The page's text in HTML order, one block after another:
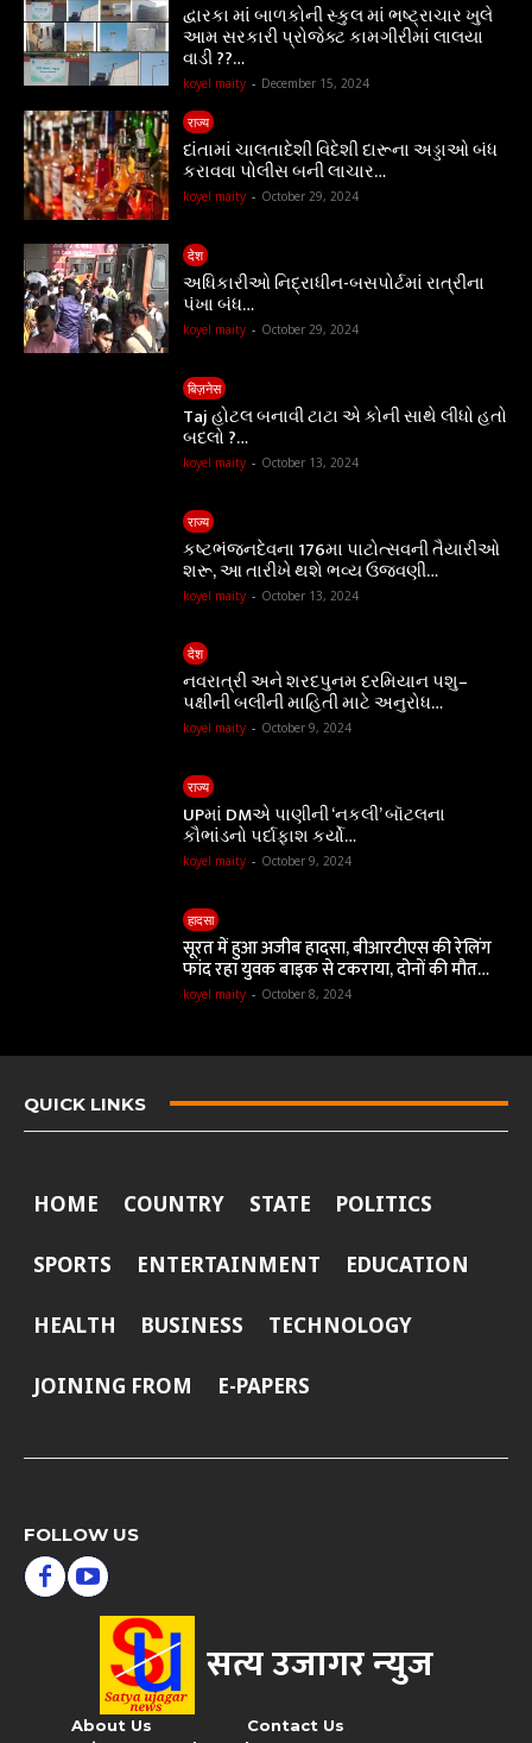
દ્વારકા માં બાળકોની સ્કુલ માં ભષ્ટ્રાચાર ખુલે
આમ સરકારી પ્રોજેક્ટ કામગીરીમાં લાલયા
વાડી ??…
koyel maity - December 15, 2024
राज्य
દાંતામાં ચાલતાદેશી વિદેશી દારૂના અડ્ડાઓ બંધ
કરાવવા પોલીસ બની લાચાર…
koyel maity - October 29, 2024
देश
અધિકારીઓ નિદ્રાધીન-બસપોર્ટમાં રાત્રીના
પંખા બંધ…
koyel maity - October 29, 2024
बिज़नेस
Taj હોટલ બનાવી ટાટા એ કોની સાથે લીધો હતો
બદલો ?…
koyel maity - October 13, 2024
राज्य
કષ્ટભંજનદેવના 176મા પાટોત્સવની તૈયારીઓ
શરૂ, આ તારીખે થશે ભવ્ય ઉજવણી…
koyel maity - October 13, 2024
देश
નવરાત્રી અને શરદપુનમ દરમિયાન પશુ–
પક્ષીની બલીની માહિતી માટે અનુરોધ…
koyel maity - October 9, 2024
राज्य
UPમાં DMએ પાણીની ‘નકલી’ બૉટલના
કૌભાંડનો પર્દાફાશ કર્યો…
koyel maity - October 9, 2024
हादसा
सूरत में हुआ अजीब हादसा, बीआरटीएस की रेलिंग
फांद रहा युवक बाइक से टकराया, दोनों की मौत…
koyel maity - October 8, 2024
QUICK LINKS
HOME COUNTRY STATE POLITICS
SPORTS ENTERTAINMENT EDUCATION
HEALTH BUSINESS TECHNOLOGY
JOINING FROM E-PAPERS
FOLLOW US
सत्य उजागर न्‍युज
About Us
Contact Us